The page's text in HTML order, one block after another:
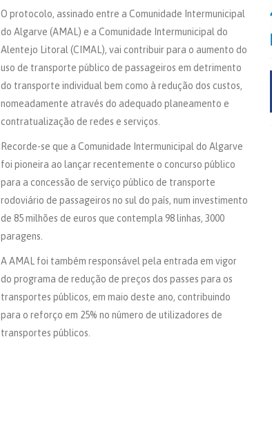
O protocolo, assinado entre a Comunidade Intermunicipal
do Algarve (AMAL) e a Comunidade Intermunicipal do
Alentejo Litoral (CIMAL), vai contribuir para o aumento do
uso de transporte público de passageiros em detrimento
do transporte individual bem como à redução dos custos,
nomeadamente através do adequado planeamento e
contratualização de redes e serviços.
Recorde-se que a Comunidade Intermunicipal do Algarve
foi pioneira ao lançar recentemente o concurso público
para a concessão de serviço público de transporte
rodoviário de passageiros no sul do país, num investimento
de 85 milhões de euros que contempla 98 linhas, 3000
paragens.
A AMAL foi também responsável pela entrada em vigor
do programa de redução de preços dos passes para os
transportes públicos, em maio deste ano, contribuindo
para o reforço em 25% no número de utilizadores de
transportes públicos.